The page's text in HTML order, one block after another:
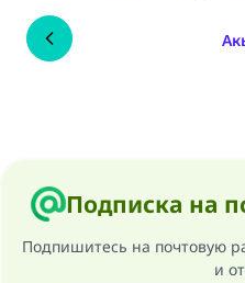
Подписка на
Подпишитесь на почтовую
и